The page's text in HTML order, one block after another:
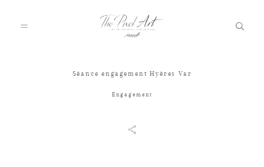
Séance engagement Hyères Var
Engagement